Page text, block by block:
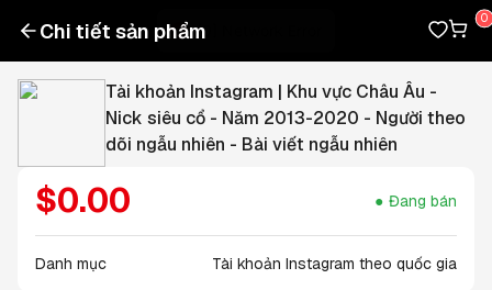
Chi tiết sản phẩm
Tài khoản Instagram | Khu vực Châu Âu -
Nick siêu cổ - Năm 2013-2020 - Người theo
dõi ngẫu nhiên - Bài viết ngẫu nhiên
$0.00 Đang bán
Danh mục Tài khoản Instagram theo quốc gia